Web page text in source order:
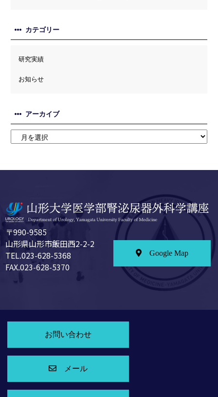
カテゴリー
研究実績
お知らせ
アーカイブ
〒990-9585
山形県山形市飯田西2-2-2
TEL.023-628-5368
FAX.023-628-5370
Google Map
お問い合わせ
メール